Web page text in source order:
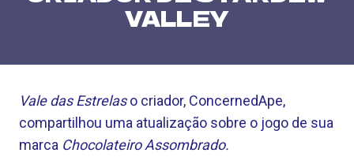
VALLEY
Vale das Estrelaso criador, ConcernedApe,
compartilhou uma atualização sobre o jogo de sua
marca Chocolateiro Assombrado.